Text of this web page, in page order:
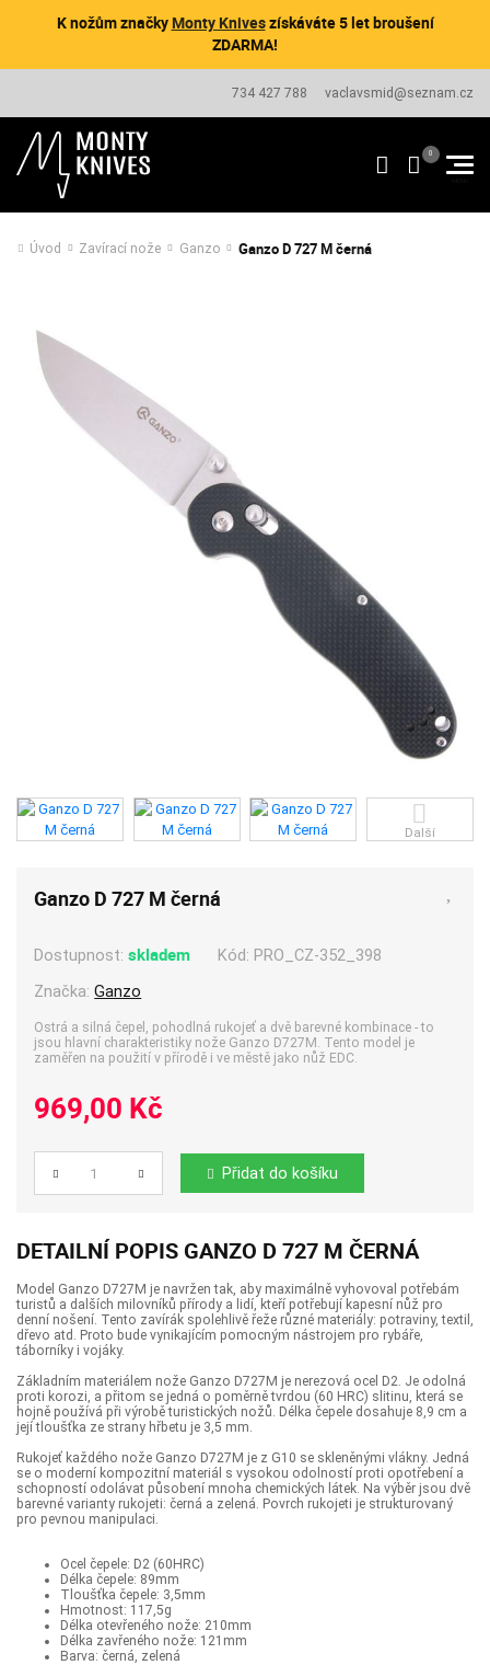
K nožům značkyMonty Kniveszískáváte 5 let broušení
ZDARMA!
734 427 788 vaclavsmid@seznam.cz
Úvod Zavírací nože Ganzo Ganzo D 727 M černá
Další
Ganzo D 727 M černá
Dostupnost:skladem Kód: PRO_CZ-352_398
Značka:Ganzo
Ostrá a silná čepel, pohodlná rukojeť a dvě barevné kombinace - to
jsou hlavní charakteristiky nože Ganzo D727M. Tento model je
zaměřen na použití v přírodě i ve městě jako nůž EDC.
969,00 Kč
Počet Přidat do košíku
DETAILNÍ POPIS GANZO D 727 M ČERNÁ
Model Ganzo D727M je navržen tak, aby maximálně vyhovoval potřebám
turistů a dalších milovníků přírody a lidí, kteří potřebují kapesní nůž pro
denní nošení. Tento zavírák spolehlivě řeže různé materiály: potraviny, textil,
dřevo atd. Proto bude vynikajícím pomocným nástrojem pro rybáře,
táborníky i vojáky.
Základním materiálem nože Ganzo D727M je nerezová ocel D2. Je odolná
proti korozi, a přitom se jedná o poměrně tvrdou (60 HRC) slitinu, která se
hojně používá při výrobě turistických nožů. Délka čepele dosahuje 8,9 cm a
její tloušťka ze strany hřbetu je 3,5 mm.
Rukojeť každého nože Ganzo D727M je z G10 se skleněnými vlákny. Jedná
se o moderní kompozitní materiál s vysokou odolností proti opotřebení a
schopností odolávat působení mnoha chemických látek. Na výběr jsou dvě
barevné varianty rukojeti: černá a zelená. Povrch rukojeti je strukturovaný
pro pevnou manipulaci.
Ocel čepele: D2 (60HRC)
Délka čepele: 89mm
Tloušťka čepele: 3,5mm
Hmotnost: 117,5g
Délka otevřeného nože: 210mm
Délka zavřeného nože: 121mm
Barva: černá, zelená